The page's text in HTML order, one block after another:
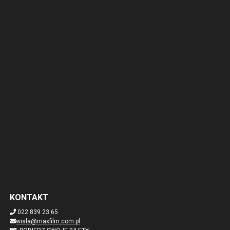
KONTAKT
022 839 23 65
wisla@maxfilm.com.pl